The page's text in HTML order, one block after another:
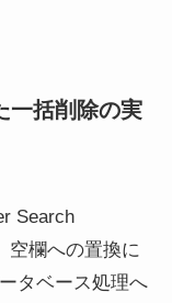
一括削除の実
Search
空欄への置換に
タベース処理へ